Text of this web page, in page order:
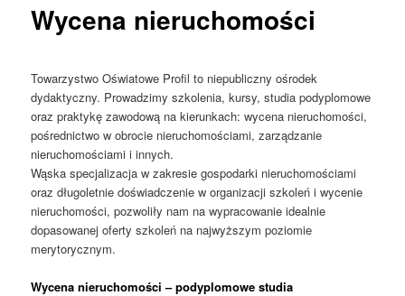
Wycena nieruchomości
Towarzystwo Oświatowe Profil to niepubliczny ośrodek
dydaktyczny. Prowadzimy szkolenia, kursy, studia podyplomowe
oraz praktykę zawodową na kierunkach: wycena nieruchomości,
pośrednictwo w obrocie nieruchomościami, zarządzanie
nieruchomościami i innych.
Wąska specjalizacja w zakresie gospodarki nieruchomościami
oraz długoletnie doświadczenie w organizacji szkoleń i wycenie
nieruchomości, pozwoliły nam na wypracowanie idealnie
dopasowanej oferty szkoleń na najwyższym poziomie
merytorycznym.
Wycena nieruchomości – podyplomowe studia